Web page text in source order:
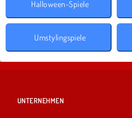
Halloween-Spiele
Umstylingspiele
UNTERNEHMEN